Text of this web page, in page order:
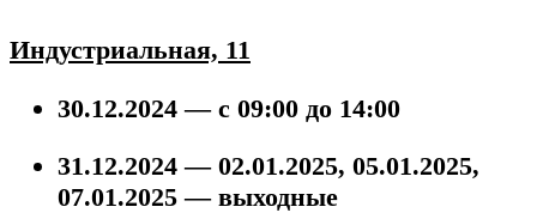
Индустриальная, 11
30.12.2024 — с 09:00 до 14:00
31.12.2024 — 02.01.2025, 05.01.2025,
07.01.2025 — выходные